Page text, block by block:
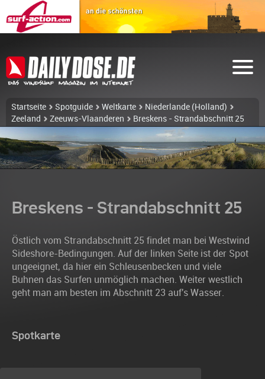
Startseite Spotguide Weltkarte
Niederlande (Holland)
Zeeland
Zeeuws-Vlaanderen Breskens - Strandabschnitt 25
Breskens - Strandabschnitt 25
Östlich vom Strandabschnitt 25 findet man bei Westwind
Sideshore-Bedingungen. Auf der linken Seite ist der Spot
ungeeignet, da hier ein Schleusenbecken und viele
Buhnen das Surfen unmöglich machen. Weiter westlich
geht man am besten im Abschnitt 23 auf's Wasser.
Spotkarte